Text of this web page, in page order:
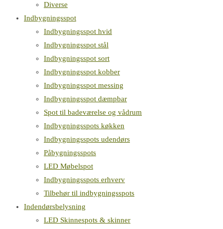
Diverse
Indbygningsspot
Indbygningsspot hvid
Indbygningsspot stål
Indbygningsspot sort
Indbygningsspot kobber
Indbygningsspot messing
Indbygningsspot dæmpbar
Spot til badeværelse og vådrum
Indbygningsspots køkken
Indbygningsspots udendørs
Påbygningsspots
LED Møbelspot
Indbygningsspots erhverv
Tilbehør til indbygningsspots
Indendørsbelysning
LED Skinnespots & skinner